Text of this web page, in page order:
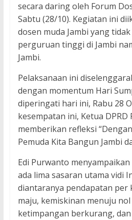
secara daring oleh Forum
Sabtu (28/10). Kegiatan ini
dosen muda Jambi yang
perguruan tinggi di Jambi
Jambi.
Pelaksanaan ini
dengan momentum Hari
diperingati hari ini, Rabu 28
kesempatan ini, Ketua DPRD
memberikan refleksi
Pemuda Kita Bangun Jambi
Edi Purwanto
ada lima sasaran utama vidi
diantaranya pendapatan per
maju, kemiskinan menuju
ketimpangan berkurang,